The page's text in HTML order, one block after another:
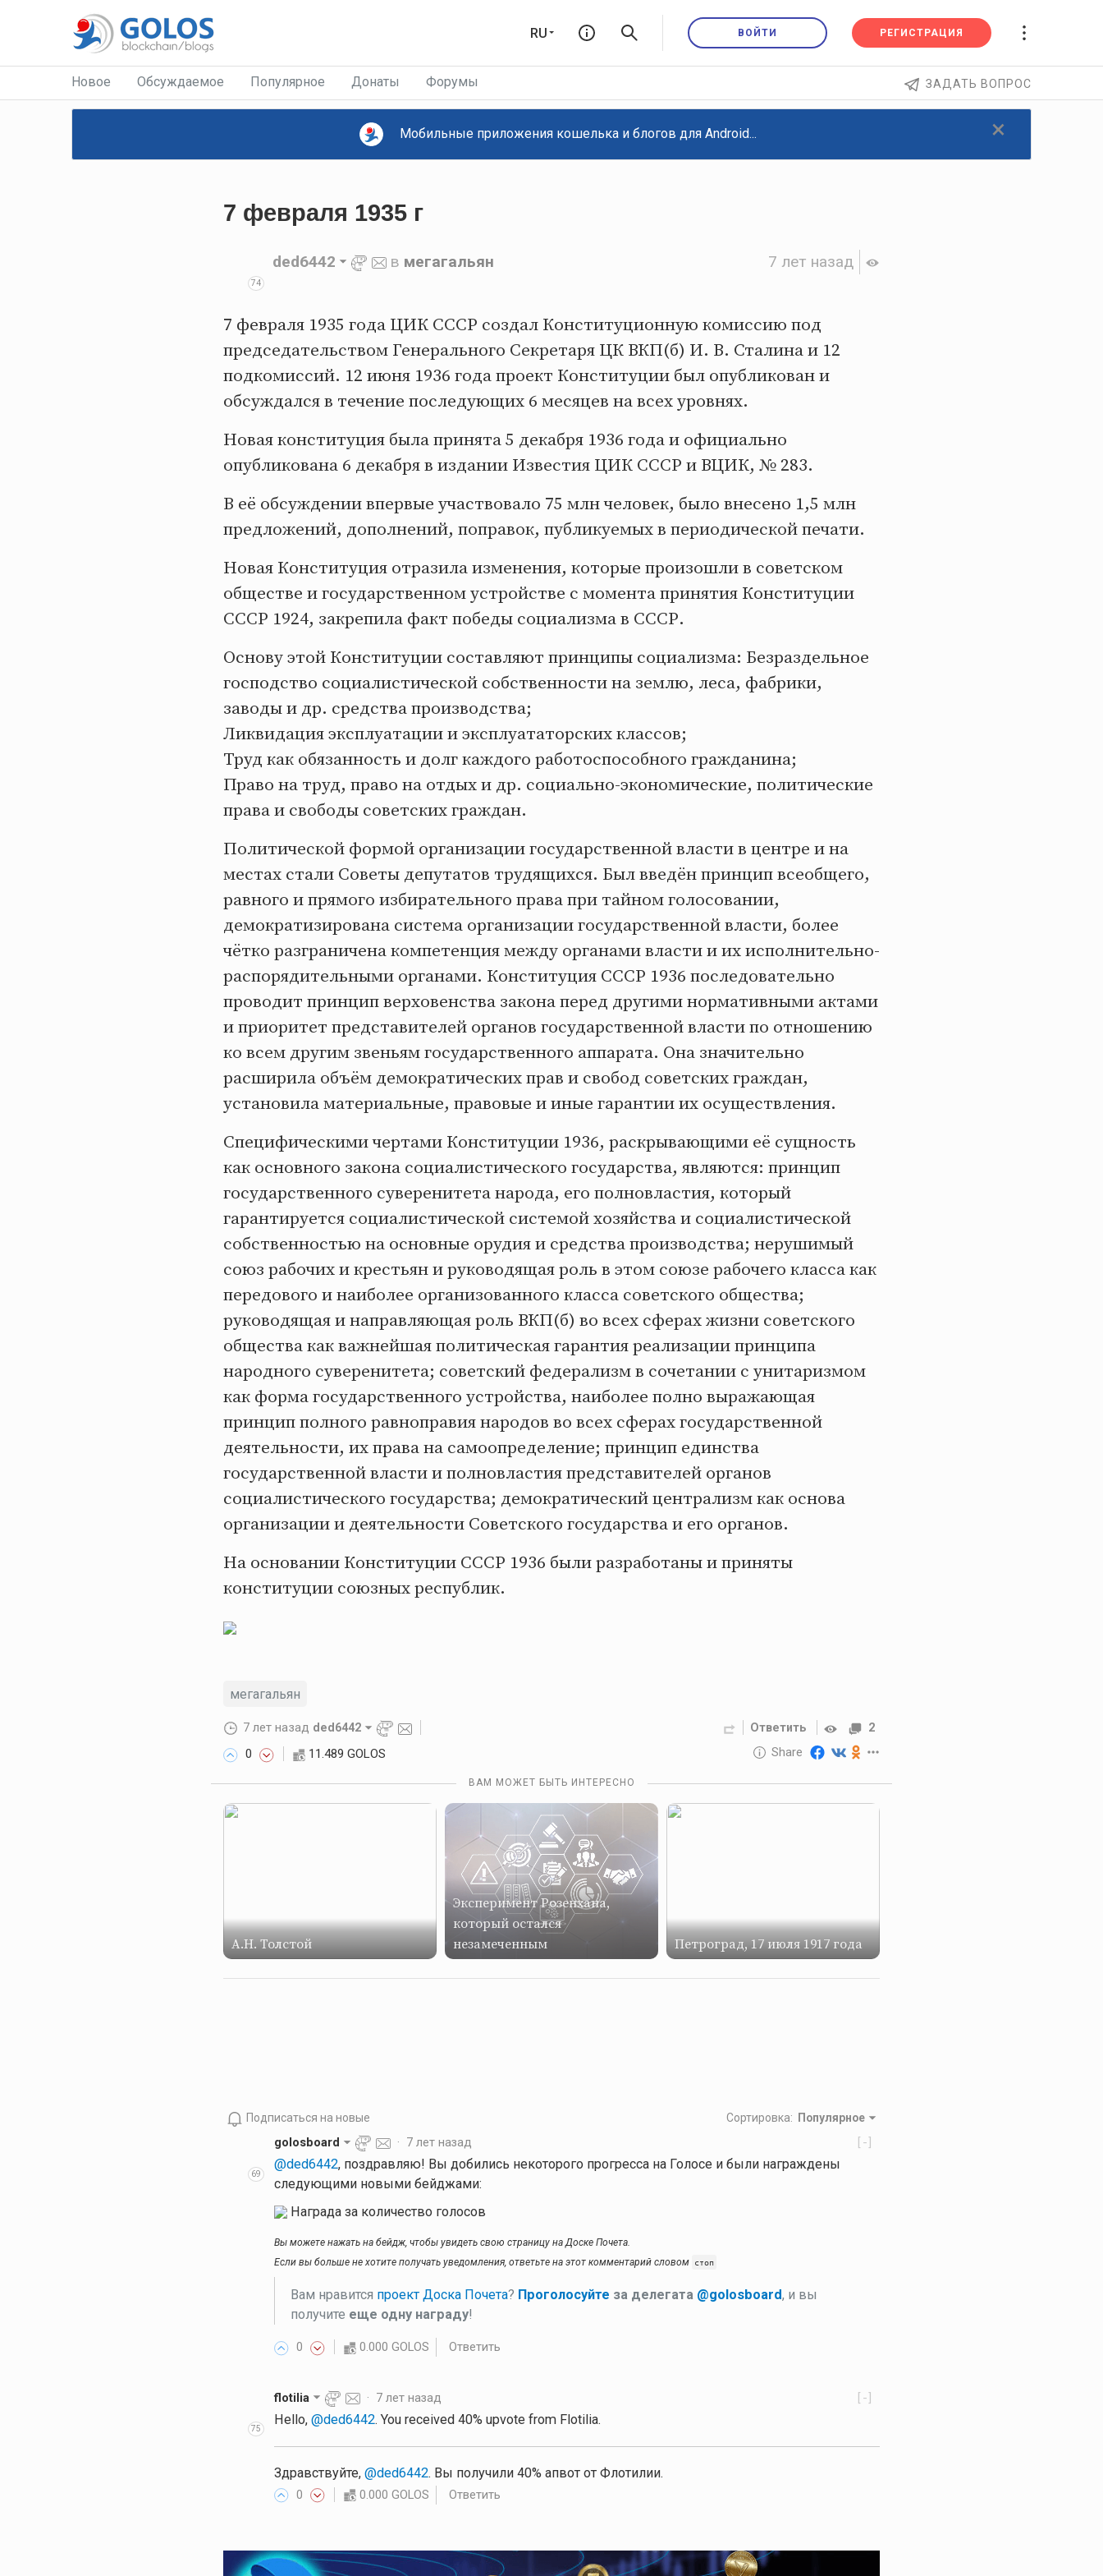
RU ВОЙТИ РЕГИСТРАЦИЯ
ЗАДАТЬ ВОПРОС
Новое Обсуждаемое Популярное Донаты Форумы
×
Мобильные приложения кошелька и блогов для Android...
7 февраля 1935 г
7 лет назад
74
ded6442 в мегагальян
7 февраля 1935 года ЦИК СССР создал Конституционную комиссию под
председательством Генерального Секретаря ЦК ВКП(б) И. В. Сталина и 12
подкомиссий. 12 июня 1936 года проект Конституции был опубликован и
обсуждался в течение последующих 6 месяцев на всех уровнях.
Новая конституция была принята 5 декабря 1936 года и официально
опубликована 6 декабря в издании Известия ЦИК СССР и ВЦИК, № 283.
В её обсуждении впервые участвовало 75 млн человек, было внесено 1,5 млн
предложений, дополнений, поправок, публикуемых в периодической печати.
Новая Конституция отразила изменения, которые произошли в советском
обществе и государственном устройстве с момента принятия Конституции
СССР 1924, закрепила факт победы социализма в СССР.
Основу этой Конституции составляют принципы социализма: Безраздельное
господство социалистической собственности на землю, леса, фабрики,
заводы и др. средства производства;
Ликвидация эксплуатации и эксплуататорских классов;
Труд как обязанность и долг каждого работоспособного гражданина;
Право на труд, право на отдых и др. социально-экономические, политические
права и свободы советских граждан.
Политической формой организации государственной власти в центре и на
местах стали Советы депутатов трудящихся. Был введён принцип всеобщего,
равного и прямого избирательного права при тайном голосовании,
демократизирована система организации государственной власти, более
чётко разграничена компетенция между органами власти и их исполнительно-
распорядительными органами. Конституция СССР 1936 последовательно
проводит принцип верховенства закона перед другими нормативными актами
и приоритет представителей органов государственной власти по отношению
ко всем другим звеньям государственного аппарата. Она значительно
расширила объём демократических прав и свобод советских граждан,
установила материальные, правовые и иные гарантии их осуществления.
Специфическими чертами Конституции 1936, раскрывающими её сущность
как основного закона социалистического государства, являются: принцип
государственного суверенитета народа, его полновластия, который
гарантируется социалистической системой хозяйства и социалистической
собственностью на основные орудия и средства производства; нерушимый
союз рабочих и крестьян и руководящая роль в этом союзе рабочего класса как
передового и наиболее организованного класса советского общества;
руководящая и направляющая роль ВКП(б) во всех сферах жизни советского
общества как важнейшая политическая гарантия реализации принципа
народного суверенитета; советский федерализм в сочетании с унитаризмом
как форма государственного устройства, наиболее полно выражающая
принцип полного равноправия народов во всех сферах государственной
деятельности, их права на самоопределение; принцип единства
государственной власти и полновластия представителей органов
социалистического государства; демократический централизм как основа
организации и деятельности Советского государства и его органов.
На основании Конституции СССР 1936 были разработаны и приняты
конституции союзных республик.
мегагальян
7 лет назад ded6442
0 11.489 GOLOS
Ответить 2
Share
Reward
10 GOLOS
ВАМ МОЖЕТ БЫТЬ ИНТЕРЕСНО
А.Н. Толстой
Экспeримент Розенхана,
который остался
незамеченным
Петроград, 17 июля 1917 года
Подписаться на новые Сортировка: Популярное
69
[-]
golosboard · 7 лет назад
@ded6442, поздравляю! Вы добились некоторого прогресса на Голосе и были награждены
следующими новыми бейджами:
Награда за количество голосов
Вы можете нажать на бейдж, чтобы увидеть свою страницу на Доске Почета.
Если вы больше не хотите получать уведомления, ответьте на этот комментарий словом стоп
Вам нравится проект Доска Почета? Проголосуйте за делегата @golosboard, и вы
получите еще одну награду!
0 0.000 GOLOS Ответить
75
[-]
flotilia · 7 лет назад
Hello, @ded6442. You received 40% upvote from Flotilia.
Здравствуйте, @ded6442. Вы получили 40% апвот от Флотилии.
0 0.000 GOLOS Ответить